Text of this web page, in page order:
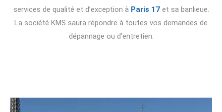
services de qualité et d’exception à Paris 17 et sa banlieue.
La société KMS saura répondre à toutes vos demandes de
dépannage ou d’entretien.